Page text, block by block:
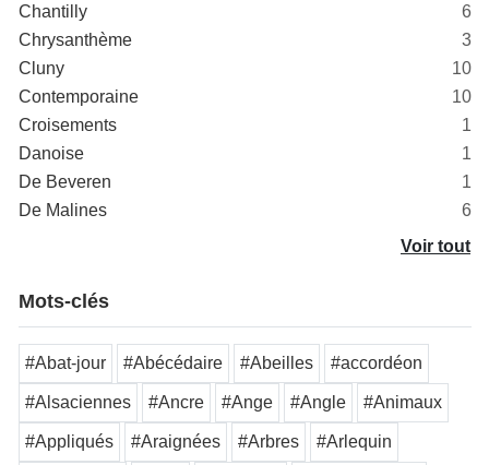
Chantilly
6
Chrysanthème
3
Cluny
10
Contemporaine
10
Croisements
1
Danoise
1
De Beveren
1
De Malines
6
Voir tout
Mots-clés
#Abat-jour #Abécédaire #Abeilles #accordéon
#Alsaciennes #Ancre #Ange #Angle #Animaux
#Appliqués #Araignées #Arbres #Arlequin